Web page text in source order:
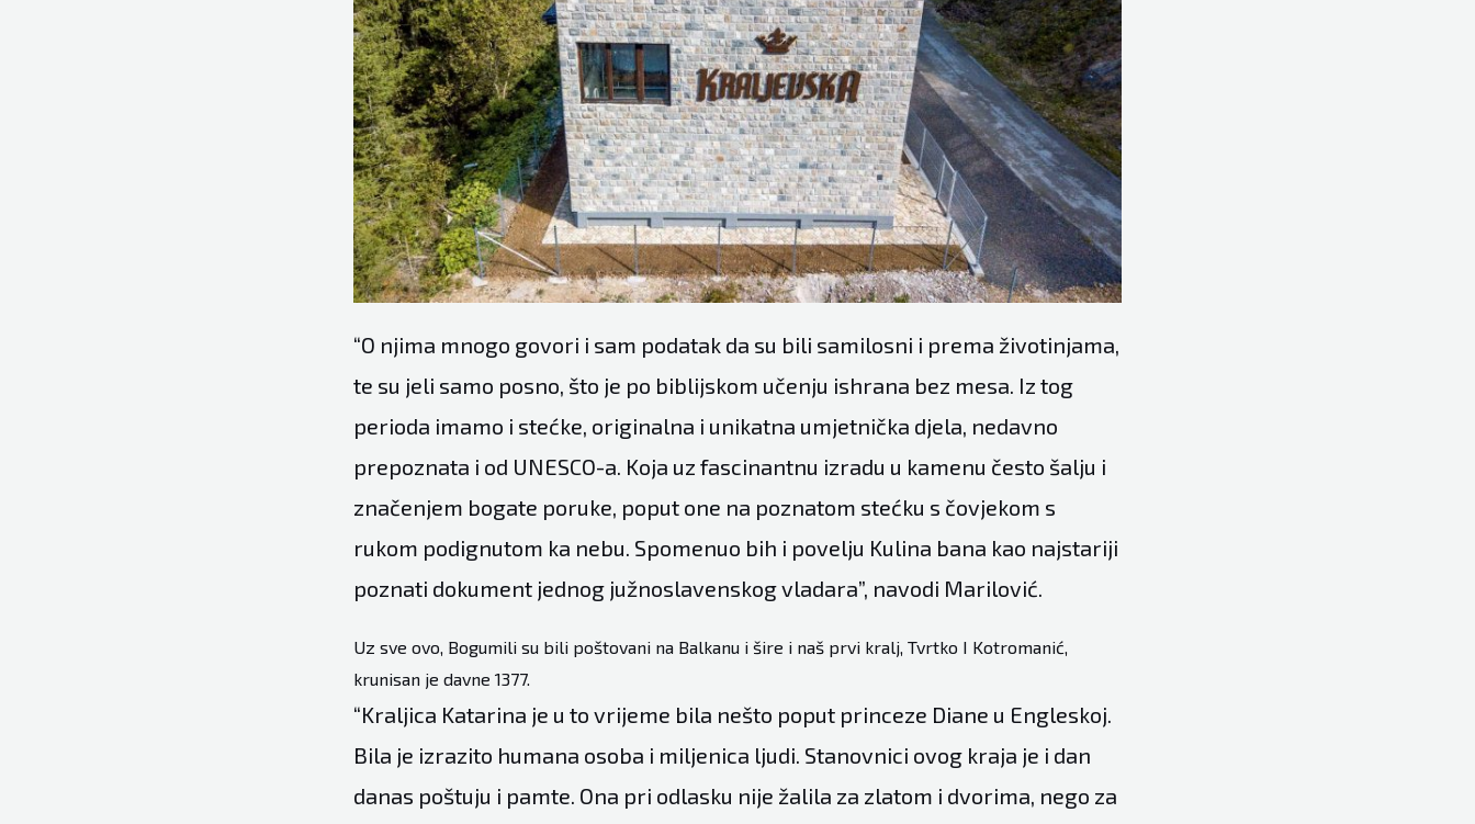
“O njima mnogo govori i sam podatak da su bili samilosni i prema životinjama,
te su jeli samo posno, što je po biblijskom učenju ishrana bez mesa. Iz tog
perioda imamo i stećke, originalna i unikatna umjetnička djela, nedavno
prepoznata i od UNESCO-a. Koja uz fascinantnu izradu u kamenu često šalju i
značenjem bogate poruke, poput one na poznatom stećku s čovjekom s
rukom podignutom ka nebu. Spomenuo bih i povelju Kulina bana kao najstariji
poznati dokument jednog južnoslavenskog vladara”, navodi Marilović.
Uz sve ovo, Bogumili su bili poštovani na Balkanu i šire i naš prvi kralj, Tvrtko I Kotromanić,
krunisan je davne 1377.
“Kraljica Katarina je u to vrijeme bila nešto poput princeze Diane u Engleskoj.
Bila je izrazito humana osoba i miljenica ljudi. Stanovnici ovog kraja je i dan
danas poštuju i pamte. Ona pri odlasku nije žalila za zlatom i dvorima, nego za